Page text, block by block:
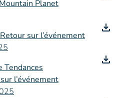
Planet
sur l’événement
Tendances
l’événement